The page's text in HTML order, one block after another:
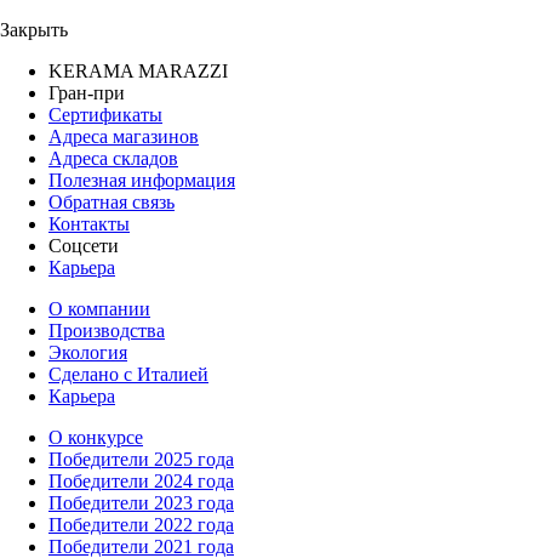
Закрыть
KERAMA MARAZZI
Гран-при
Сертификаты
Адреса магазинов
Адреса складов
Полезная информация
Обратная связь
Контакты
Соцсети
Карьера
О компании
Производства
Экология
Сделано с Италией
Карьера
О конкурсе
Победители 2025 года
Победители 2024 года
Победители 2023 года
Победители 2022 года
Победители 2021 года